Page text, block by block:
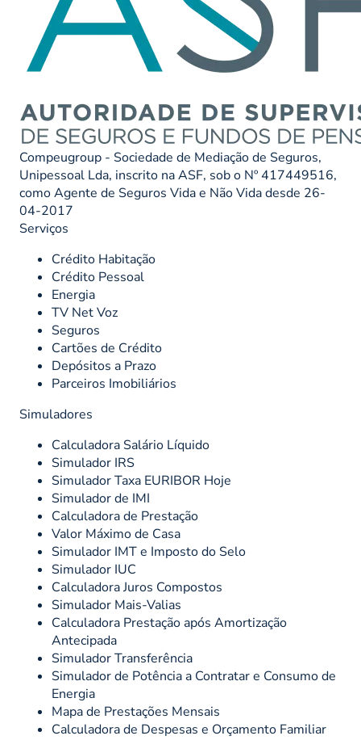
Compeugroup - Sociedade de Mediação de Seguros,
Unipessoal Lda, inscrito na ASF, sob o Nº 417449516,
como Agente de Seguros Vida e Não Vida desde 26-
04-2017
Serviços
Crédito Habitação
Crédito Pessoal
Energia
TV Net Voz
Seguros
Cartões de Crédito
Depósitos a Prazo
Parceiros Imobiliários
Simuladores
Calculadora Salário Líquido
Simulador IRS
Simulador Taxa EURIBOR Hoje
Simulador de IMI
Calculadora de Prestação
Valor Máximo de Casa
Simulador IMT e Imposto do Selo
Simulador IUC
Calculadora Juros Compostos
Simulador Mais-Valias
Calculadora Prestação após Amortização
Antecipada
Simulador Transferência
Simulador de Potência a Contratar e Consumo de
Energia
Mapa de Prestações Mensais
Calculadora de Despesas e Orçamento Familiar